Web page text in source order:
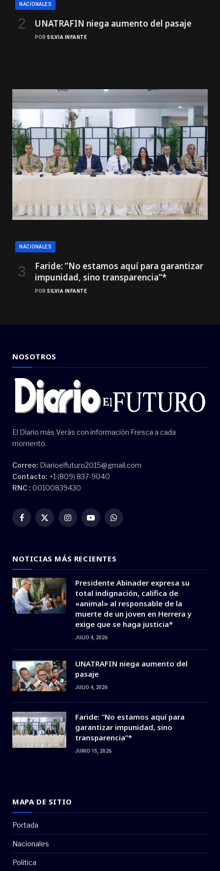
NACIONALES
UNATRAFIN niega aumento del pasaje
POR SILVIA INFANTE
NACIONALES
Faride: ”No estamos aquí para garantizar
impunidad, sino transparencia”*
POR SILVIA INFANTE
NOSOTROS
El Diario más Verás con información Fresca a cada
momento.
Correo: Diarioelfuturo2015@gmail.com
Contacto: +1 (809) 837-9040
RNC : 00100839430
Facebook
X
InstagramYouTubeWhatsApp
NOTICIAS MÁS RECIENTES
Presidente Abinader expresa su
total indignación, califica de
«animal» al responsable de la
muerte de un joven en Herrera y
exige que se haga justicia*
JULIO 4, 2026
UNATRAFIN niega aumento del
pasaje
JULIO 4, 2026
Faride: ”No estamos aquí para
garantizar impunidad, sino
transparencia”*
JUNIO 15, 2026
MAPA DE SITIO
Portada
Nacionales
Politica